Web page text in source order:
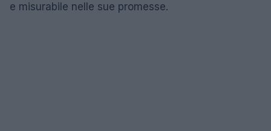
e misurabile nelle sue promesse.